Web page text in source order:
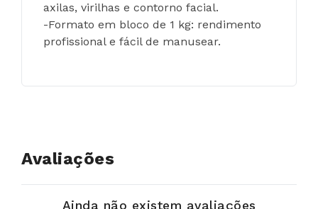
axilas, virilhas e contorno facial.
-Formato em bloco de 1 kg: rendimento
profissional e fácil de manusear.
Avaliações
Ainda não existem avaliações